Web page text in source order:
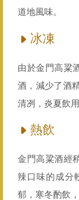
道地風味。
冰凍
由於金門高粱
酒，減少了酒
清冽，炎夏飲
熱飲
金門高粱酒經
辣口味的成分
郁，寒冬酌飲